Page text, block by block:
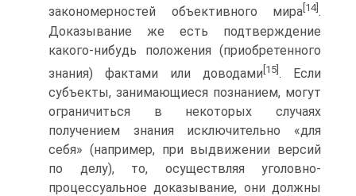
закономерностей объективного мира [14].
Доказывание же есть подтверждение
какого-нибудь положения (приобретенного
знания) фактами или доводами [15]. Если
субъекты, занимающиеся познанием, могут
ограничиться в некоторых случаях
получением знания исключительно «для
себя» (например, при выдвижении версий
по делу), то, осуществляя уголовно-
процессуальное доказывание, они должны